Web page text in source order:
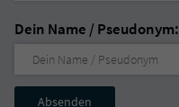
Dein Name / Pseudonym:
Nicht